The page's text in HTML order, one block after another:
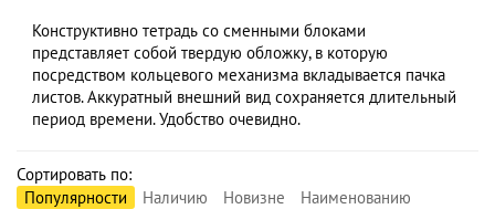
Конструктивно тетрадь со сменными блоками
представляет собой твердую обложку, в которую
посредством кольцевого механизма вкладывается пачка
листов. Аккуратный внешний вид сохраняется длительный
период времени. Удобство очевидно.
Сортировать по:
Популярности
Наличию Новизне
Наименованию